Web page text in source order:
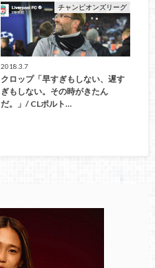
チャンピオンズリーグ
2018.3.7
クロップ「早すぎもしない、遅す
ぎもしない。その時がきたん
だ。」/ CLポルト…